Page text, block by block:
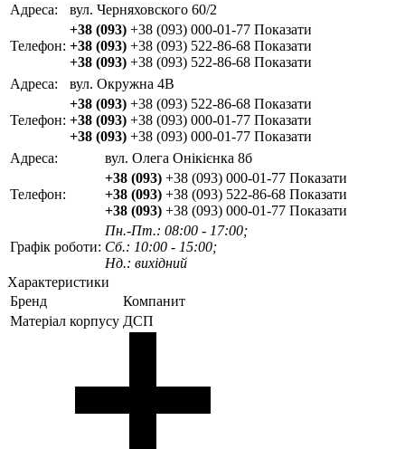
Адреса:
вул. Черняховского 60/2
Телефон:
+38 (093) +38 (093) 000-01-77 Показати
+38 (093) +38 (093) 522-86-68 Показати
+38 (093) +38 (093) 522-86-68 Показати
Адреса:
вул. Окружна 4В
Телефон:
+38 (093) +38 (093) 522-86-68 Показати
+38 (093) +38 (093) 000-01-77 Показати
+38 (093) +38 (093) 000-01-77 Показати
Адреса:
вул. Олега Онікієнка 8б
Телефон:
+38 (093) +38 (093) 000-01-77 Показати
+38 (093) +38 (093) 522-86-68 Показати
+38 (093) +38 (093) 000-01-77 Показати
Графік роботи:
Пн.-Пт.: 08:00 - 17:00;
Сб.: 10:00 - 15:00;
Нд.: вихідний
Характеристики
Бренд
Компанит
Матеріал корпусу ДСП